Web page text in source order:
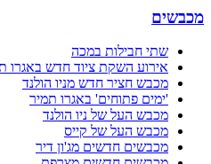
מכבשים
שתי חבילות במכה
אירוע השקת ציוד חדש באגרו
מכבש חציר חדש מניו הולנד
'ימים פתוחים' באגרו תמיר
מכבש העל של ניו הולנד
מכבש העל של קייס
מכבשים חדשים מג'ון דיר